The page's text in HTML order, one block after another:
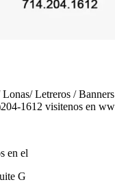
Letreros /
1612 visitenos en
en el
G